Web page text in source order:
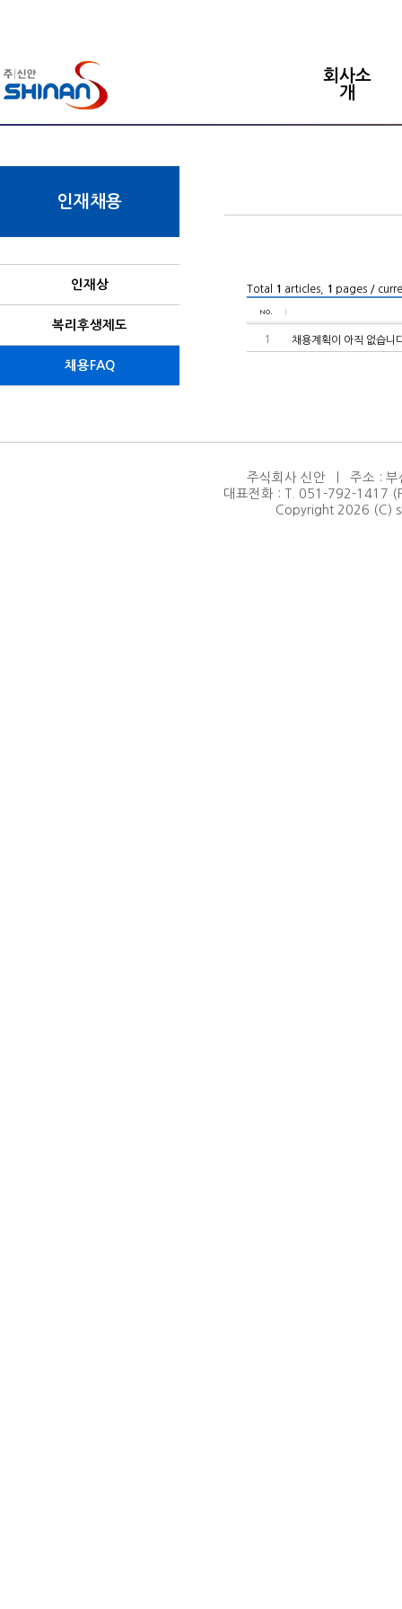
회사소
개
인재채용
인재상
복리후생제도
채용FAQ
Total 1 articles, 1 pages /
1 채용계획이 아직 없습니
주식회사 신안 | 주소 : 부
대표전화 : T. 051-792-1417
Copyright 2026 (C)